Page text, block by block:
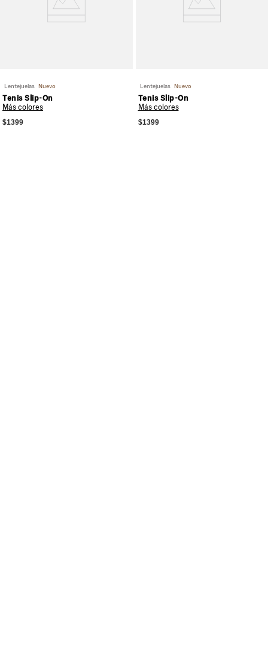
Lentejuelas Nuevo
Tenis Slip-On
Más colores
$1399
Lentejuelas Nuevo
Tenis Slip-On
Más colores
$1399